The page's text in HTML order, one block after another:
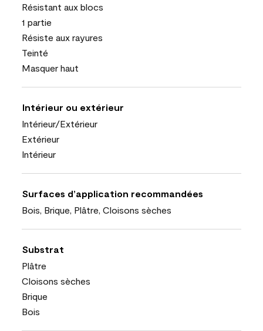
Résistant aux blocs
1 partie
Résiste aux rayures
Teinté
Masquer haut
Intérieur ou extérieur
Intérieur/Extérieur
Extérieur
Intérieur
Surfaces d’application recommandées
Bois, Brique, Plâtre, Cloisons sèches
Substrat
Plâtre
Cloisons sèches
Brique
Bois